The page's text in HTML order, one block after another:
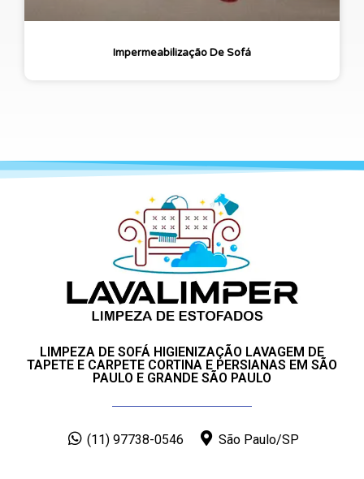
Impermeabilização De Sofá
LIMPEZA DE SOFÁ HIGIENIZAÇÃO LAVAGEM DE
TAPETE E CARPETE CORTINA E PERSIANAS EM SÃO
PAULO E GRANDE SÃO PAULO
(11) 97738-0546 São Paulo/SP